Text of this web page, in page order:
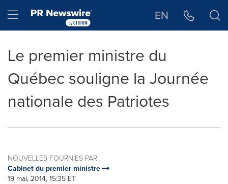
Hamburger menu EN
Le premier ministre du
Québec souligne la Journée
nationale des Patriotes
NOUVELLES FOURNIES PAR
Cabinet du premier ministre
19 mai, 2014, 15:35 ET